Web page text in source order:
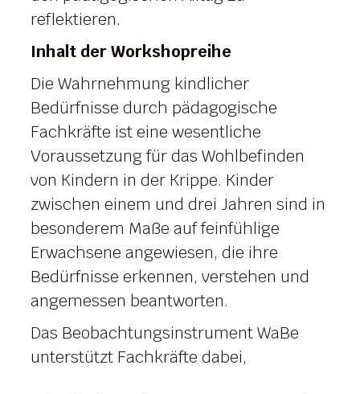
reflektieren.
Inhalt der Workshopreihe
Die Wahrnehmung kindlicher
Bedürfnisse durch pädagogische
Fachkräfte ist eine wesentliche
Voraussetzung für das Wohlbefinden
von Kindern in der Krippe. Kinder
zwischen einem und drei Jahren sind in
besonderem Maße auf feinfühlige
Erwachsene angewiesen, die ihre
Bedürfnisse erkennen, verstehen und
angemessen beantworten.
Das Beobachtungsinstrument WaBe
unterstützt Fachkräfte dabei,